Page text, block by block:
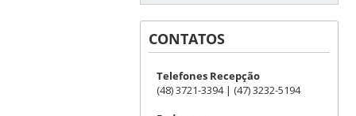
CONTATOS
Telefones Recepção
(48) 3721-3394 | (47) 3232-5194